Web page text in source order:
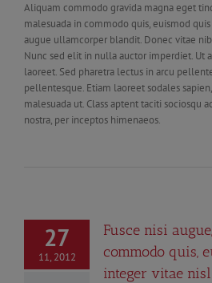
Aliquam commodo gravida magna eget
malesuada in commodo quis, euismod
augue ullamcorper blandit. Donec vitae
Nunc sed elit in nulla auctor imperdiet. Ut
laoreet. Sed pharetra lectus in arcu
pellentesque. Etiam laoreet sodales
malesuada ut. Class aptent taciti sociosqu
nostra, per inceptos himenaeos.
27
11, 2012
Fusce nisi
commodo quis,
integer vitae